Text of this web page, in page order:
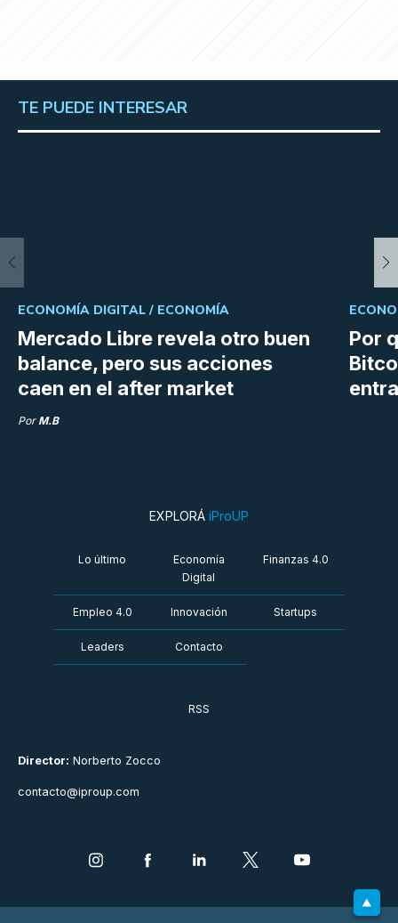
TE PUEDE INTERESAR
Mercado Libre revela otro buen
balance, pero sus acciones
caen en el after market
ECONOMÍA DIGITAL / ECONOMÍA
Por M.B
Por
Director: Norberto Zocco
contacto@iproup.com
EXPLORÁ iProUP
Lo último
Economía
Digital
Finanzas 4.0
Empleo 4.0 Innovación Startups
Leaders Contacto
RSS